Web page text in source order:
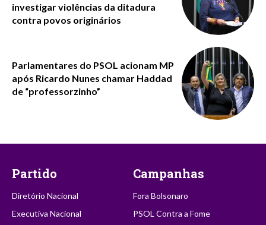
investigar violências da ditadura
contra povos originários
Parlamentares do PSOL acionam MP
após Ricardo Nunes chamar Haddad
de “professorzinho”
Partido
Diretório Nacional
Executiva Nacional
Campanhas
Fora Bolsonaro
PSOL Contra a Fome